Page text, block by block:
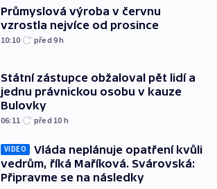
Průmyslová výroba v červnu
vzrostla nejvíce od prosince
10:10 před 9h
Státní zástupce obžaloval pět lidí a
jednu právnickou osobu v kauze
Bulovky
06:11 před 10 h
VIDEO
Vláda neplánuje opatření kvůli
vedrům, říká Maříková. Svárovská:
Připravme se na následky